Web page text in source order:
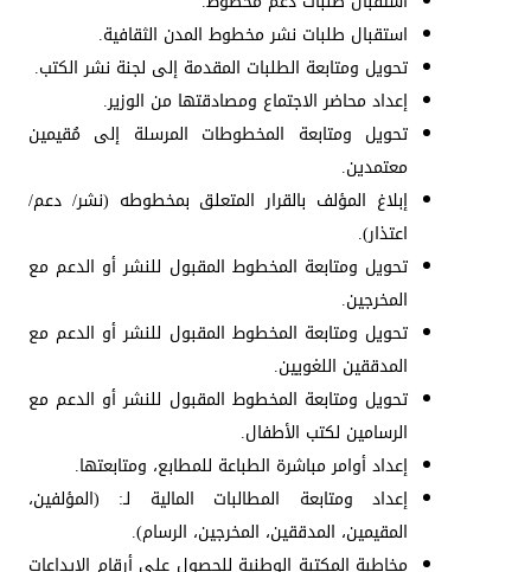
استقبال طلبات نشر مخطوط المدن الثقافية.
تحويل ومتابعة الطلبات المقدمة إلى لجنة نشر الكتب.
إعداد محاضر الاجتماع ومصادقتها من الوزير.
تحويل ومتابعة المخطوطات المرسلة إلى مُقيمين
معتمدين.
إبلاغ المؤلف بالقرار المتعلق بمخطوطه (نشر/ دعم/
اعتذار).
تحويل ومتابعة المخطوط المقبول للنشر أو الدعم مع
المخرجين.
تحويل ومتابعة المخطوط المقبول للنشر أو الدعم مع
المدققين اللغويين.
تحويل ومتابعة المخطوط المقبول للنشر أو الدعم مع
الرسامين لكتب الأطفال.
إعداد أوامر مباشرة الطباعة للمطابع، ومتابعتها.
إعداد ومتابعة المطالبات المالية لـ: (المؤلفين،
المقيمين، المدققين، المخرجين، الرسام).
مخاطبة المكتبة الوطنية للحصول على أرقام الإيداعات